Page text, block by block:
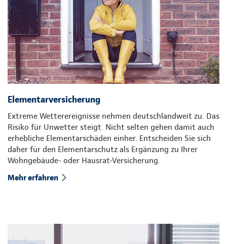
Elementarversicherung
Extreme Wetterereignisse nehmen deutschlandweit zu. Das
Risiko für Unwetter steigt. Nicht selten gehen damit auch
erhebliche Elementarschäden einher. Entscheiden Sie sich
daher für den Elementarschutz als Ergänzung zu Ihrer
Wohngebäude- oder Hausrat-Versicherung.
Mehr erfahren